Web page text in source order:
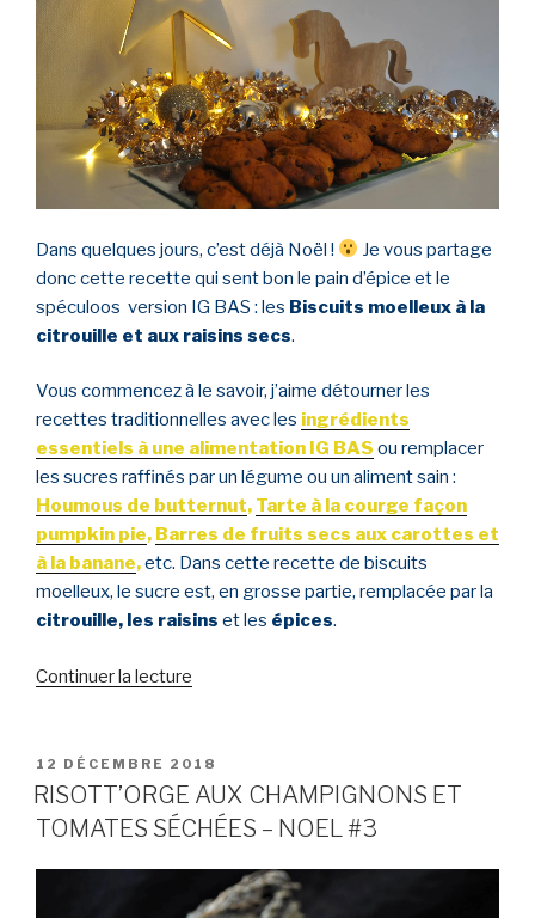
Dans quelques jours, c’est déjà Noël !
Je vous partage
donc cette recette qui sent bon le pain d’épice et le
spéculoos version IG BAS : les Biscuits moelleux à la
citrouille et aux raisins secs.
Vous commencez à le savoir, j’aime détourner les
recettes traditionnelles avec les ingrédients
essentiels à une alimentation IG BAS ou remplacer
les sucres raffinés par un légume ou un aliment sain :
Houmous de butternut, Tarte à la courge façon
pumpkin pie, Barres de fruits secs aux carottes et
à la banane,etc. Dans cette recette de biscuits
moelleux, le sucre est, en grosse partie, remplacée par la
citrouille, les raisins et les épices.
Continuer la lecture
IG
BAS
A
CITROUILLE
ET
PUBLIÉ
LE
12 DÉCEMBRE 2018
RISOTT’ORGE AUX CHAMPIGNONS ET
TOMATES SÉCHÉES – NOEL #3